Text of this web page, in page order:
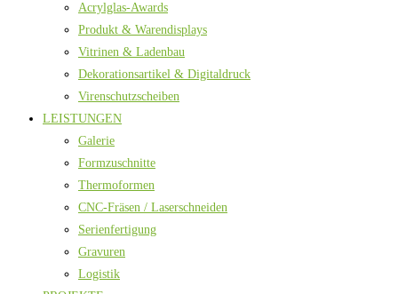
Acrylglas-Awards
Produkt & Warendisplays
Vitrinen & Ladenbau
Dekorationsartikel & Digitaldruck
Virenschutzscheiben
LEISTUNGEN
Galerie
Formzuschnitte
Thermoformen
CNC-Fräsen / Laserschneiden
Serienfertigung
Gravuren
Logistik